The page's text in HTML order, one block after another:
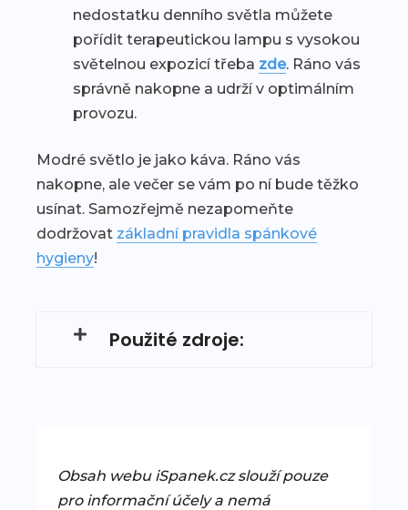
nedostatku denního světla můžete
pořídit terapeutickou lampu s vysokou
světelnou expozicí třeba zde. Ráno vás
správně nakopne a udrží v optimálním
provozu.
Modré světlo je jako káva. Ráno vás
nakopne, ale večer se vám po ní bude těžko
usínat. Samozřejmě nezapomeňte
dodržovat základní pravidla spánkové
hygieny!
Použité zdroje:
Obsah webu iSpanek.cz slouží pouze
pro informační účely a nemá